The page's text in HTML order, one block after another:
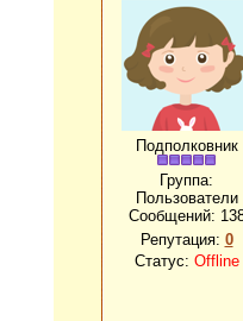
Подполковник
Группа:
Пользователи
Сообщений:
Репутация: 0
Статус: Offline